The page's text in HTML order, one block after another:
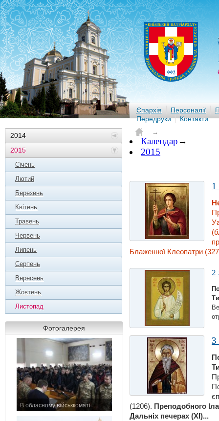
Єпархія Персоналії
Передруки
Контакти
2014
2015
Січень
Лютий
Березень
Квітень
Травень
Червень
Липень
Серпень
Вересень
Жовтень
Листопад
Фотогалерея
В обласному військкоматі
→
Календар→
2015
1
Блаженної Клеопатри
2
3
(1206). Преподобного
Дальнiх печерах (XI)...